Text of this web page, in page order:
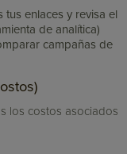
enlaces y revisa el
de analítica)
campañas de
los costos asociados